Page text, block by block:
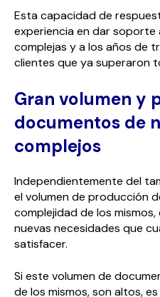
Esta capacidad de
experiencia en dar soporte
complejas y a los años de
clientes que ya superaron
Gran volumen y
documentos de
complejos
Independientemente del
el volumen de producción
complejidad de los
nuevas necesidades que
satisfacer.
Si este volumen de
de los mismos, son altos,